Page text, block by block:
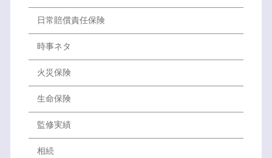
日常賠償責任保険
時事ネタ
火災保険
生命保険
監修実績
相続